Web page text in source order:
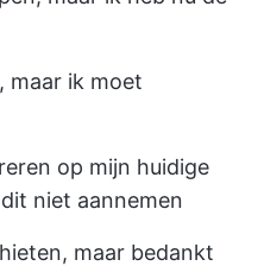
maar ik moet
op mijn huidige
niet aannemen
maar bedankt